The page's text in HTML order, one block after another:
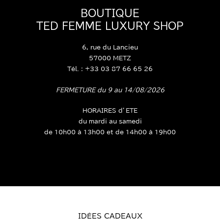
BOUTIQUE
TED FEMME LUXURY SHOP
6, rue du Lancieu
57000 METZ
Tél. : +33 03 87 66 65 26
FERMETURE du 9 au 14/08/2026
HORAIRES d’ETE
du mardi au samedi
de 10h00 à 13h00 et de 14h00 à 19h00
IDÉES CADEAUX